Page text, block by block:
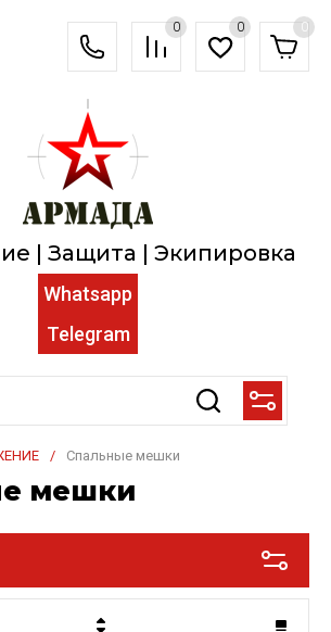
0 0 0
| Защита | Экипировка
Whatsapp
Telegram
/ Спальные мешки
мешки